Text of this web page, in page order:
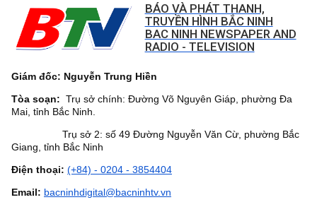
BÁO VÀ PHÁT THANH,
TRUYỀN HÌNH BẮC NINH
BAC NINH NEWSPAPER AND
RADIO - TELEVISION
Giám đốc: Nguyễn Trung Hiền
Tòa soạn: Trụ sở chính: Đường Võ Nguyên Giáp, phường Đa
Mai, tỉnh Bắc Ninh.
Trụ sở 2: số 49 Đường Nguyễn Văn Cừ, phường Bắc
Giang, tỉnh Bắc Ninh
Điện thoại: (+84) - 0204 - 3854404
Email: bacninhdigital@bacninhtv.vn